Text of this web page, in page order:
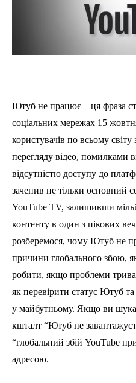
Ютуб не працює – ця фраза
соціальних мережах 15
користувачів по всьому
перегляду відео, помилками
відсутністю доступу до
зачепив не тільки основний
YouTube TV, залишивши
контенту в один з пікових
розберемося, чому Ютуб не
причини глобального збою,
робити, якщо проблеми
як перевірити статус Ютуб
у майбутньому. Якщо ви
кшталт “Ютуб не
“глобальний збій YouTube
адресою.